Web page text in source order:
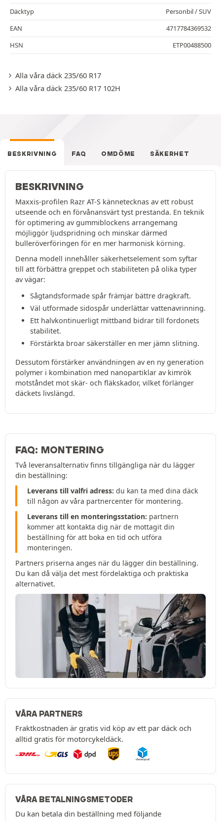
Däcktyp
Personbil / SUV
EAN
4717784369532
HSN
ETP00488500
Alla våra däck 235/60 R17
Alla våra däck 235/60 R17 102H
BESKRIVNING FAQ OMDÖME SÄKERHET
BESKRIVNING
Maxxis-profilen Razr AT-S kännetecknas av ett robust
utseende och en förvånansvärt tyst prestanda. En teknik
för optimering av gummiblockens arrangemang
möjliggör ljudspridning och minskar därmed
bulleröverföringen för en mer harmonisk körning.
Denna modell innehåller säkerhetselement som syftar
till att förbättra greppet och stabiliteten på olika typer
av vägar:
Sågtandsformade spår främjar bättre dragkraft.
Väl utformade sidospår underlättar vattenavrinning.
Ett halvkontinuerligt mittband bidrar till fordonets
stabilitet.
Förstärkta broar säkerställer en mer jämn slitning.
Dessutom förstärker användningen av en ny generation
polymer i kombination med nanopartiklar av kimrök
motståndet mot skär- och fläkskador, vilket förlänger
däckets livslängd.
FAQ: MONTERING
Två leveransalternativ finns tillgängliga när du lägger
din beställning:
Leverans till valfri adress: du kan ta med dina däck
till någon av våra partnercenter för montering.
Leverans till en monteringsstation: partnern
kommer att kontakta dig när de mottagit din
beställning för att boka en tid och utföra
monteringen.
Partners priserna anges när du lägger din beställning.
Du kan då välja det mest fördelaktiga och praktiska
alternativet.
VÅRA PARTNERS
Fraktkostnaden är gratis vid köp av ett par däck och
alltid gratis för motorcykeldäck.
VÅRA BETALNINGSMETODER
Du kan betala din beställning med följande